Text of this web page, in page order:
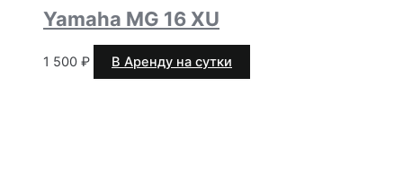
Yamaha MG 16 XU
1 500 ₽ В Аренду на сутки